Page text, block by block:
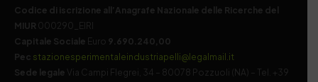
Codice di iscrizione all’Anagrafe Nazionale delle Ricerche del
MIUR 000290_EIRI
Capitale Sociale Euro 9.690.240,00
Pec stazionesperimentaleindustriapelli@legalmail.it
Sede legale
Via Campi Flegrei, 34 – 80078 Pozzuoli (NA) – Tel. +39